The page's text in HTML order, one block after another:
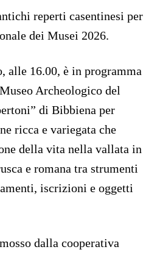
reperti casentinesi per
dei Musei 2026.
alle 16.00, è in programma
Archeologico del
di Bibbiena per
ricca e variegata che
della vita nella vallata in
e romana tra strumenti
iscrizioni e oggetti
dalla cooperativa